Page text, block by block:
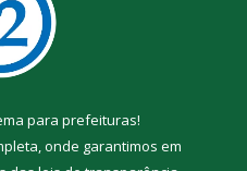
para prefeituras!
onde garantimos em